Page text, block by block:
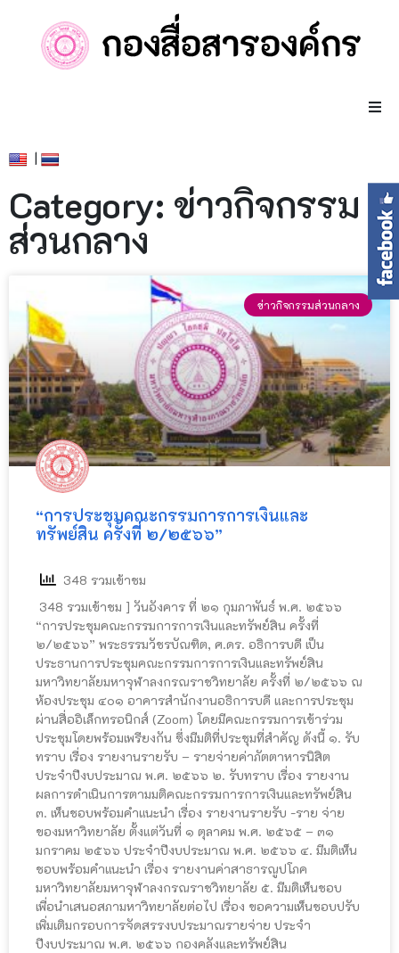
|
Category: ข่าวกิจกรรม
ส่วนกลาง
ข่าวกิจกรรมส่วนกลาง
“การประชุมคณะกรรมการการเงินและ
ทรัพย์สิน ครั้งที่ ๒/๒๕๖๖”
348 รวมเข้าชม
348 รวมเข้าชม ] วันอังคาร ที่ ๒๑ กุมภาพันธ์ พ.ศ. ๒๕๖๖
“การประชุมคณะกรรมการการเงินและทรัพย์สิน ครั้งที่
๒/๒๕๖๖” พระธรรมวัชรบัณฑิต, ศ.ดร. อธิการบดี เป็น
ประธานการประชุมคณะกรรมการการเงินและทรัพย์สิน
มหาวิทยาลัยมหาจุฬาลงกรณราชวิทยาลัย ครั้งที่ ๒/๒๕๖๖ ณ
ห้องประชุม ๔๐๑ อาคารสำนักงานอธิการบดี และการประชุม
ผ่านสื่ออิเล็กทรอนิกส์ (Zoom) โดยมีคณะกรรมการเข้าร่วม
ประชุมโดยพร้อมเพรียงกัน ซึ่งมีมติที่ประชุมที่สำคัญ ดังนี้ ๑. รับ
ทราบ เรื่อง รายงานรายรับ – รายจ่ายค่าภัตตาหารนิสิต
ประจำปีงบประมาณ พ.ศ. ๒๕๖๖ ๒. รับทราบ เรื่อง รายงาน
ผลการดำเนินการตามมติคณะกรรมการการเงินและทรัพย์สิน
๓. เห็นชอบพร้อมคำแนะนำ เรื่อง รายงานรายรับ -ราย จ่าย
ของมหาวิทยาลัย ตั้งแต่วันที่ ๑ ตุลาคม พ.ศ. ๒๕๖๕ – ๓๑
มกราคม ๒๕๖๖ ประจำปีงบประมาณ พ.ศ. ๒๕๖๖ ๔. มีมติเห็น
ชอบพร้อมคำแนะนำ เรื่อง รายงานค่าสาธารณูปโภค
มหาวิทยาลัยมหาจุฬาลงกรณราชวิทยาลัย ๕. มีมติเห็นชอบ
เพื่อนำเสนอสภามหาวิทยาลัยต่อไป เรื่อง ขอความเห็นชอบปรับ
เพิ่มเติมกรอบการจัดสรรงบประมาณรายจ่าย ประจำ
ปีงบประมาณ พ.ศ. ๒๕๖๖ กองคลังและทรัพย์สิน